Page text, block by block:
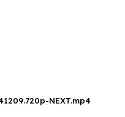
NEXT.mp4